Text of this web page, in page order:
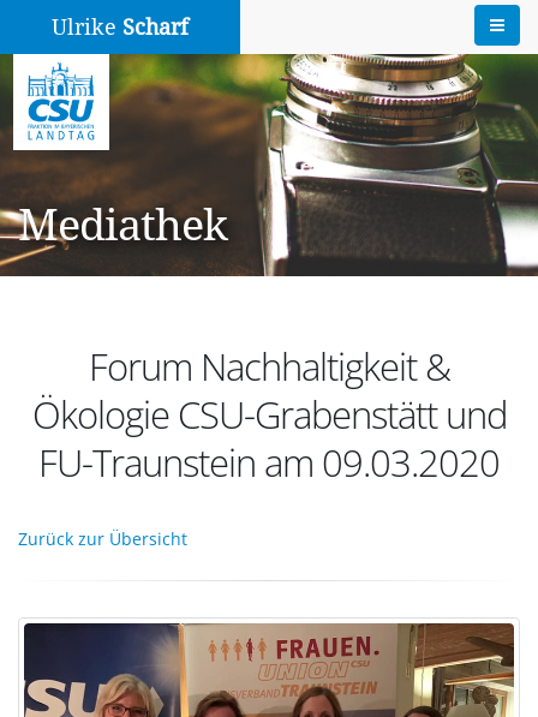
Ulrike Scharf
Mediathek
Forum Nachhaltigkeit &
Ökologie CSU-Grabenstätt und
FU-Traunstein am 09.03.2020
Zurück zur Übersicht